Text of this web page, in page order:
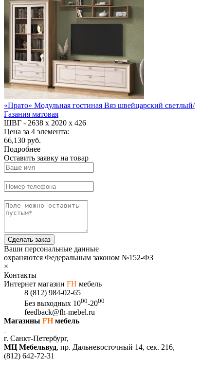
«Прато» Модульная гостиная Вяз швейцарский светлый/
Газания матовая
ШВГ - 2638 х 2020 х 426
Цена за 4 элемента:
66,130 руб.
Подробнее
Оставить заявку на товар
Сделать заказ
Ваши персональные данные
охраняются Федеральным законом №152-ФЗ
×
Контакты
Интернет магазин FH мебель
8 (812) 984-02-65
Без выходных 1000-2000
feedback@fh-mebel.ru
Магазины FHмебель
г. Санкт-Петербург,
МЦ Мебельвуд, пр. Дальневосточный 14, сек. 216,
(812) 642-72-31